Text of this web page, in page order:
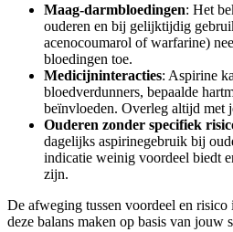
Maag-darmbloedingen: Het
ouderen en bij gelijktijdig
acenocoumarol of warfarine)
bloedingen toe.
Medicijninteracties: Aspirine
bloedverdunners, bepaalde
beïnvloeden. Overleg altijd met
Ouderen zonder specifiek
dagelijks aspirinegebruik bij
indicatie weinig voordeel biedt
zijn.
De afweging tussen voordeel en
deze balans maken op basis van jouw